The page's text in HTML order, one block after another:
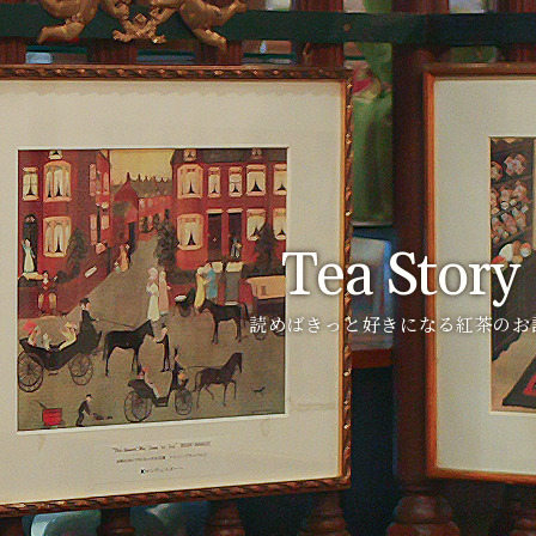
Tea Story
読めばきっと好きになる紅茶のお